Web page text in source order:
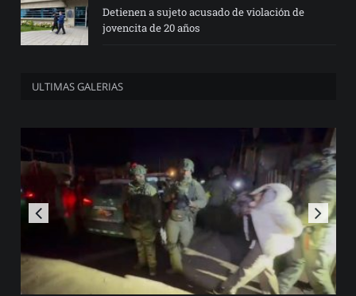
Detienen a sujeto acusado de violación de
jovencita de 20 años
ULTIMAS GALERIAS